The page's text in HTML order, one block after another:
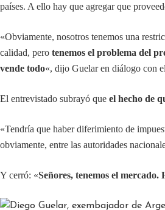
países. A ello hay que agregar que
«Obviamente, nosotros tenemos una
calidad, pero tenemos el problema del
vende todo«, dijo Guelar en diálogo con
El entrevistado subrayó que el hecho de
«Tendría que haber diferimiento de
obviamente, entre las autoridades
Y cerró: «Señores, tenemos el